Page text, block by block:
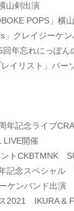
山剣出演
POPS」横
」クレイジーケ
年忘れにっぽん
イリスト」パー
年記念ライブ
LIVE開催
ントCKBTMNK
記念スペシャル
ーケンバンド出演
2021 IKURA &